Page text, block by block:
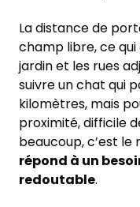
La distance de
champ libre, ce
jardin et les rues
suivre un chat qui
kilomètres, mais
proximité, difficile
beaucoup, c’est
répond à un
redoutable.